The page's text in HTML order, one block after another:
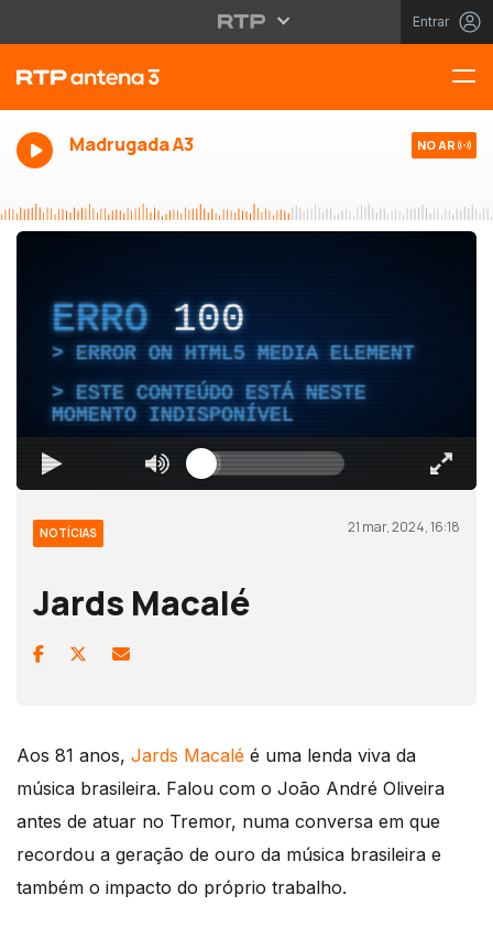
Entrar
Madrugada A3 NO AR
ERRO 100
ERROR ON HTML5 MEDIA ELEMENT
ESTE CONTEÚDO ESTÁ NESTE
MOMENTO INDISPONÍVEL
NOTÍCIAS 21 mar, 2024, 16:18
Jards Macalé
Aos 81 anos, Jards Macalé é uma lenda viva da
música brasileira. Falou com o João André Oliveira
antes de atuar no Tremor, numa conversa em que
recordou a geração de ouro da música brasileira e
também o impacto do próprio trabalho.